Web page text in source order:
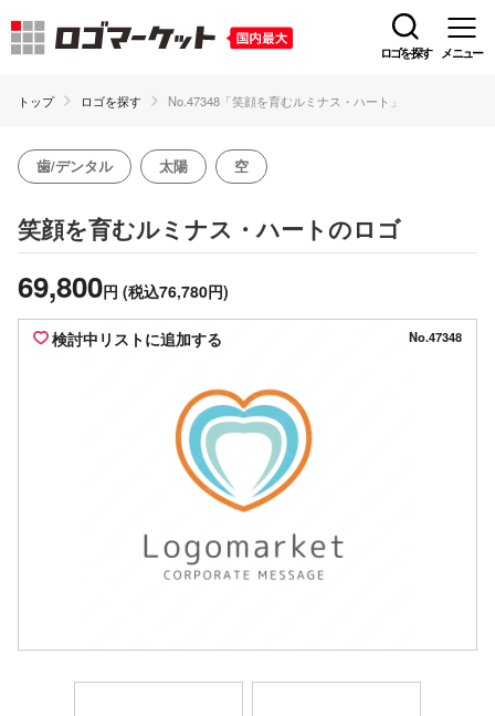
ロゴを探す メニュー
トップ ロゴを探す No.47348「笑顔を育むルミナス・ハート」
歯/デンタル 太陽 空
笑顔を育むルミナス・ハートのロゴ
69,800円 (税込76,780円)
検討中リストに追加する No.47348